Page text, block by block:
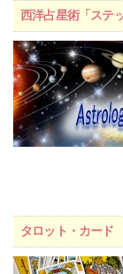
西洋占星術「ステ
タロット・カード